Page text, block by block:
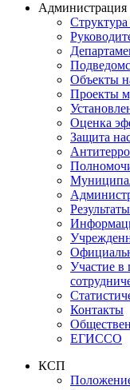
Администрация
Объекты
Проекты
Оценка
Защита
Участие в
Контакты
ЕГИССО
КСП